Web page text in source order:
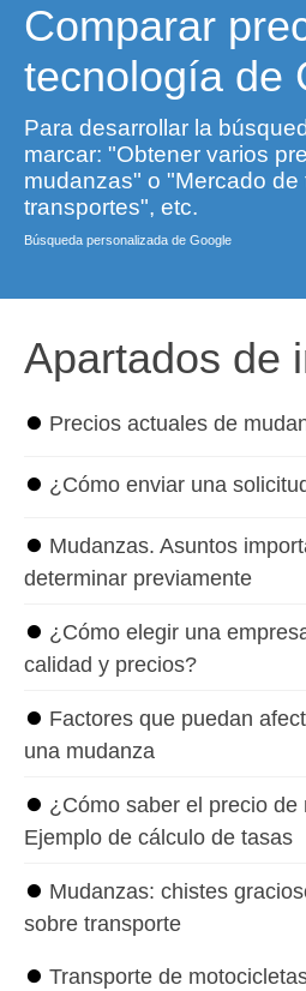
Comparar
tecnología de
Para desarrollar la
marcar: "Obtener varios
mudanzas" o "Mercado de
transportes", etc.
Búsqueda personalizada de Google
Apartados de
⏺ Precios actuales de
⏺ ¿Cómo enviar una
⏺ Mudanzas. Asuntos
determinar previamente
⏺ ¿Cómo elegir una
calidad y precios?
⏺ Factores que puedan
una mudanza
⏺ ¿Cómo saber el precio de
Ejemplo de cálculo de tasas
⏺ Mudanzas: chistes
sobre transporte
⏺ Transporte de